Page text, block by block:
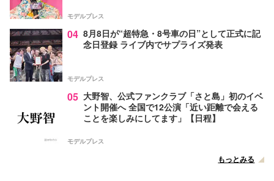
モデルプレス
04 8月8日が“超特急・8号車の日”として正式に記
念日登録 ライブ内でサプライズ発表
モデルプレス
05 大野智、公式ファンクラブ「さと島」初のイベ
ント開催へ 全国で12公演「近い距離で会える
ことを楽しみにしてます」【日程】
モデルプレス
もっとみる